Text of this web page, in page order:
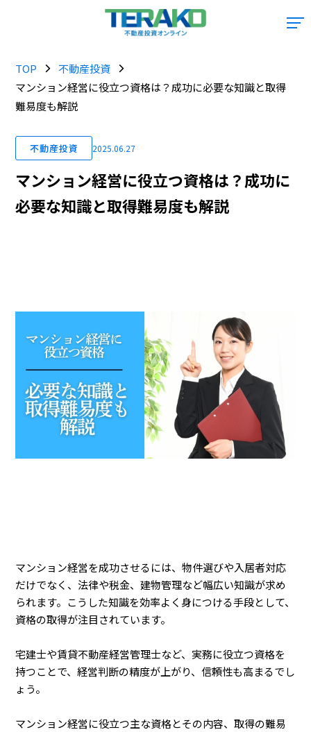
TOP
不動産投資
マンション経営に役立つ資格は？成功に必要な知識と取得
難易度も解説
不動産投資 2025.06.27
マンション経営に役立つ資格は？成功に
必要な知識と取得難易度も解説
マンション経営を成功させるには、物件選びや入居者対応
だけでなく、法律や税金、建物管理など幅広い知識が求め
られます。こうした知識を効率よく身につける手段として、
資格の取得が注目されています。
宅建士や賃貸不動産経営管理士など、実務に役立つ資格を
持つことで、経営判断の精度が上がり、信頼性も高まるでし
ょう。
マンション経営に役立つ主な資格とその内容、取得の難易